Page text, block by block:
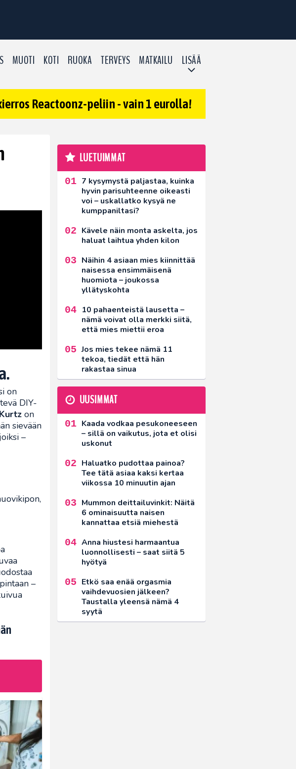
MUOTI KOTI RUOKA TERVEYS MATKAILU LISÄÄ
Reactoonz-peliin - vain 1 eurolla!
on
DIY-
on
sievään
–
–
LUETUIMMAT
7 kysymystä paljastaa, kuinka
hyvin parisuhteenne oikeasti
voi – uskallatko kysyä ne
kumppaniltasi?
Kävele näin monta askelta, jos
haluat laihtua yhden kilon
Näihin 4 asiaan mies kiinnittää
naisessa ensimmäisenä
huomiota – joukossa
yllätyskohta
10 pahaenteistä lausetta –
nämä voivat olla merkki siitä,
että mies miettii eroa
Jos mies tekee nämä 11
tekoa, tiedät että hän
rakastaa sinua
UUSIMMAT
Kaada vodkaa pesukoneeseen
– sillä on vaikutus, jota et olisi
uskonut
Haluatko pudottaa painoa?
Tee tätä asiaa kaksi kertaa
viikossa 10 minuutin ajan
Mummon deittailuvinkit: Näitä
6 ominaisuutta naisen
kannattaa etsiä miehestä
Anna hiustesi harmaantua
luonnollisesti – saat siitä 5
hyötyä
Etkö saa enää orgasmia
vaihdevuosien jälkeen?
Taustalla yleensä nämä 4
syytä